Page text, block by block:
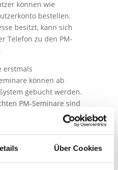
Über Cookies
können wie
bestellen.
besitzt, kann sich
Telefon zu den PM-
erstmals
können ab
gebucht werden.
PM-Seminare sind
System buchbar. Nach
Ticketing-System auch
FN ausgeweitet. Der
im FN-Shop der FN-
Form erhalten